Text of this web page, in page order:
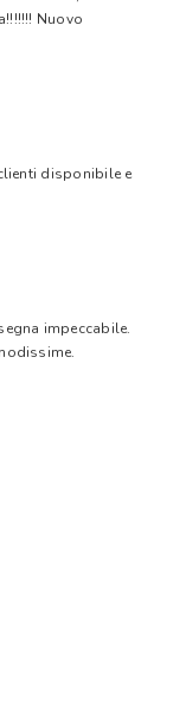
Nuovo
disponibile e
impeccabile.